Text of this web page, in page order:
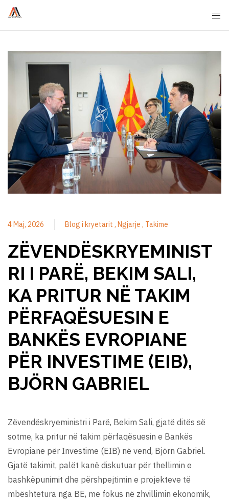
4 Maj, 2026 Blog i kryetarit Ngjarje Takime
ZËVENDËSKRYEMINIST
RI I PARË, BEKIM SALI,
KA PRITUR NË TAKIM
PËRFAQËSUESIN E
BANKËS EVROPIANE
PËR INVESTIME (EIB),
BJÖRN GABRIEL
Zëvendëskryeministri i Parë, Bekim Sali, gjatë ditës së
sotme, ka pritur në takim përfaqësuesin e Bankës
Evropiane për Investime (EIB) në vend, Björn Gabriel.
Gjatë takimit, palët kanë diskutuar për thellimin e
bashkëpunimit dhe përshpejtimin e projekteve të
mbështetura nga BE, me fokus në zhvillimin ekonomik,